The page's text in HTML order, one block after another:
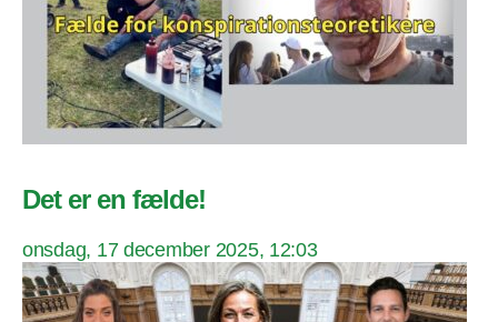
Det er en fælde!
onsdag, 17 december 2025, 12:03